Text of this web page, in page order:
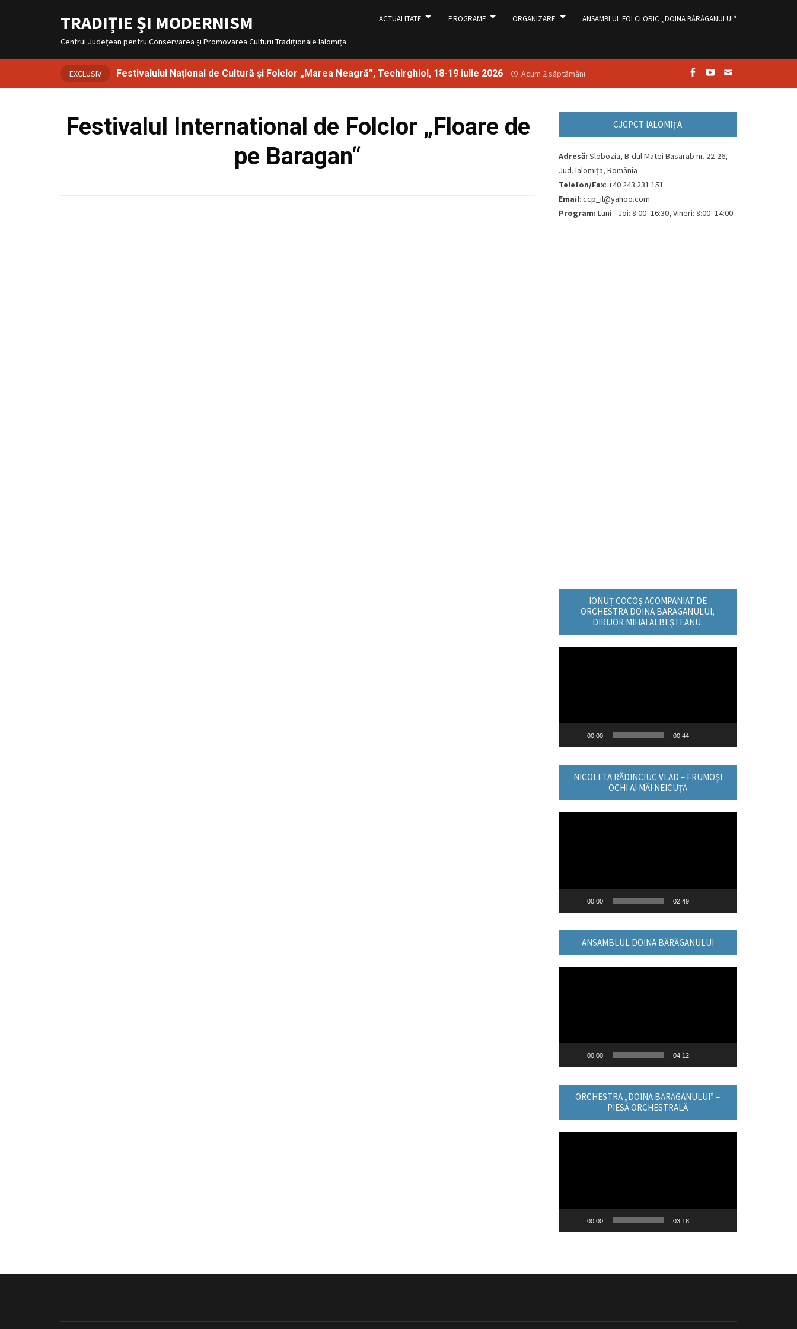
conținut
TRADIȚIE ȘI MODERNISM
Centrul Județean pentru Conservarea și Promovarea Culturii Tradiționale Ialomița
ACTUALITATE PROGRAME ORGANIZARE ANSAMBLUL FOLCLORIC „DOINA BĂRĂGANULUI“
EXCLUSIV Festivalului Național de Cultură și Folclor „Marea Neagră”, Techirghiol, 18-19 iulie 2026 Acum 2 săptămâni
Festivalul International de Folclor „Floare de
pe Baragan“
CJCPCT IALOMIȚA
Adresă: Slobozia, B-dul Matei Basarab nr. 22-26,
Jud. Ialomița, România
Telefon/Fax: +40 243 231 151
Email: ccp_il@yahoo.com
Program: Luni—Joi: 8:00–16:30, Vineri: 8:00–14:00
IONUȚ COCOȘ ACOMPANIAT DE
ORCHESTRA DOINA BARAGANULUI,
DIRIJOR MIHAI ALBEȘTEANU.
00:00 00:44
NICOLETA RĂDINCIUC VLAD – FRUMOŞI
OCHI AI MĂI NEICUŢĂ
00:00 02:49
ANSAMBLUL DOINA BĂRĂGANULUI
00:00 04:12
ORCHESTRA „DOINA BĂRĂGANULUI” –
PIESĂ ORCHESTRALĂ
00:00 03:18